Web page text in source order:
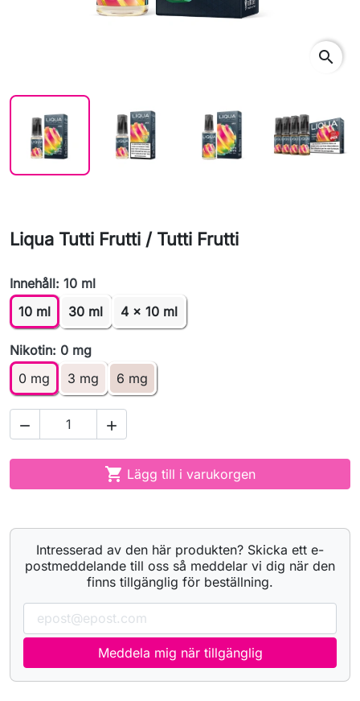
search
Liqua Tutti Frutti / Tutti Frutti
Innehåll: 10 ml
10 ml
30 ml 4 x 10 ml
Nikotin: 0 mg
0 mg
3 mg 6 mg
 
 Lägg till i varukorgen
Intresserad av den här produkten? Skicka ett e-
postmeddelande till oss så meddelar vi dig när den
finns tillgänglig för beställning.
Meddela mig när tillgänglig